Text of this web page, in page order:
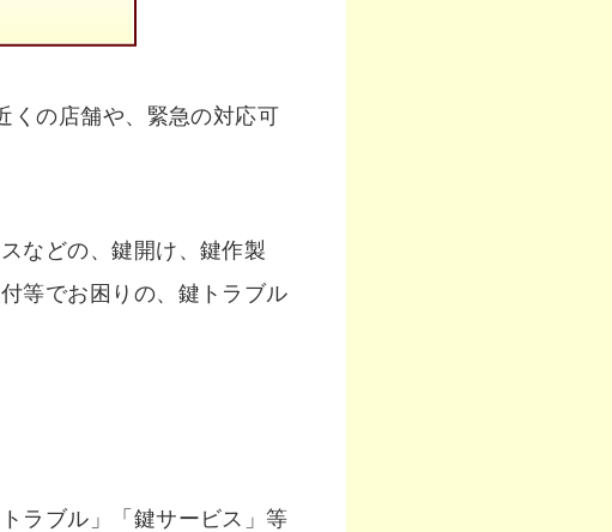
くの店舗や、緊急の対応可
などの、鍵開け、鍵作製
等でお困りの、鍵トラブル
ラブル」「鍵サービス」等